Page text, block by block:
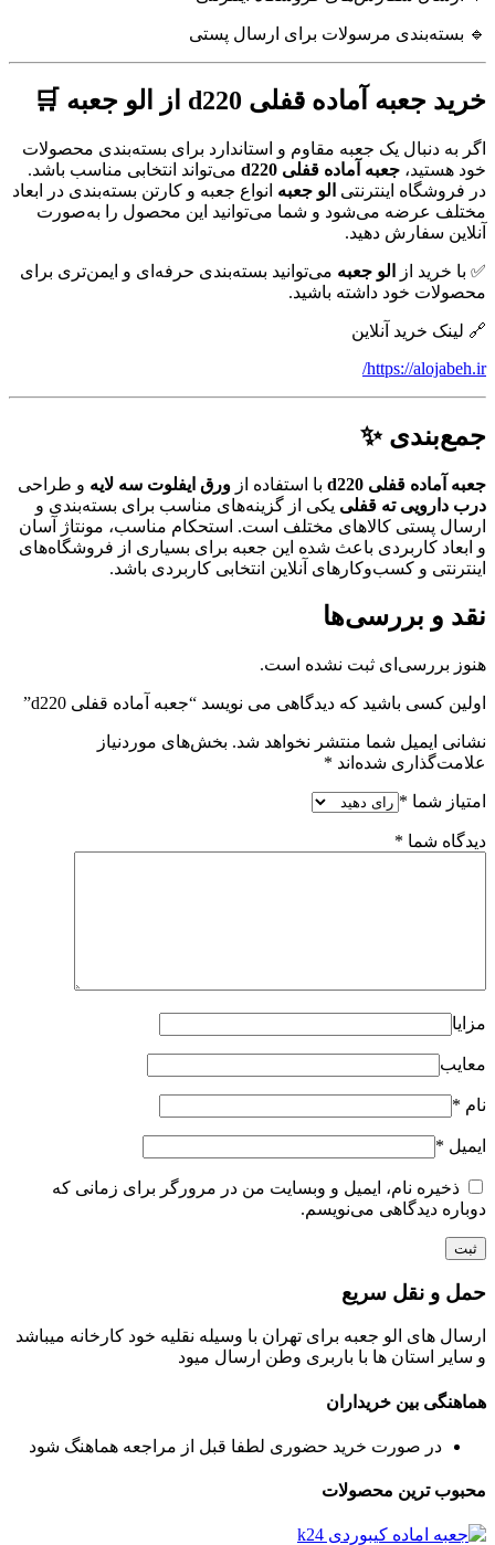
🔹 بسته‌بندی مرسولات برای ارسال پستی
خرید جعبه آماده قفلی d220 از الو جعبه 🛒
اگر به دنبال یک جعبه مقاوم و استاندارد برای بسته‌بندی محصولات
خود هستید، جعبه آماده قفلی d220
می‌تواند انتخابی مناسب باشد.
در فروشگاه اینترنتی الو جعبه انواع جعبه و کارتن بسته‌بندی در ابعاد
مختلف عرضه می‌شود و شما می‌توانید این محصول را به‌صورت
آنلاین سفارش دهید.
✅ با خرید از الو جعبه می‌توانید بسته‌بندی حرفه‌ای و ایمن‌تری برای
محصولات خود داشته باشید.
🔗 لینک خرید آنلاین
https://alojabeh.ir/
جمع‌بندی ✨
جعبه آماده قفلی d220 با استفاده از ورق ایفلوت سه لایه و طراحی
درب دارویی ته قفلی یکی از گزینه‌های مناسب برای بسته‌بندی و
ارسال پستی کالاهای مختلف است. استحکام مناسب، مونتاژ آسان
و ابعاد کاربردی باعث شده این جعبه برای بسیاری از فروشگاه‌های
اینترنتی و کسب‌وکارهای آنلاین انتخابی کاربردی باشد.
نقد و بررسی‌ها
هنوز بررسی‌ای ثبت نشده است.
اولین کسی باشید که دیدگاهی می نویسد “جعبه آماده قفلی d220”
نشانی ایمیل شما منتشر نخواهد شد. بخش‌های موردنیاز
علامت‌گذاری شده‌اند *
امتیاز شما *
دیدگاه شما *
مزایا
معایب
نام *
ایمیل *
ذخیره نام، ایمیل و وبسایت من در مرورگر برای زمانی که
دوباره دیدگاهی می‌نویسم.
حمل و نقل سریع
ارسال های الو جعبه برای تهران با وسیله نقلیه خود کارخانه میباشد
و سایر استان ها با باربری وطن ارسال میود
هماهنگی بین خریداران
در صورت خرید حضوری لطفا قبل از مراجعه هماهنگ شود
محبوب ترین محصولات